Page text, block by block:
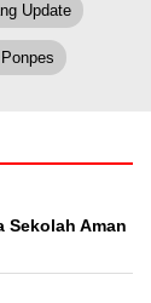
Update
Sekolah Aman